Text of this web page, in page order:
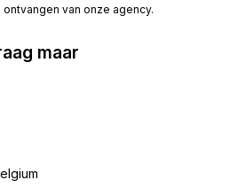
van onze agency.
maar